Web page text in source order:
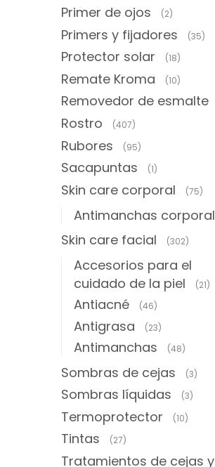
Primer de ojos (2)
Primers y fijadores (35)
Protector solar (18)
Remate Kroma (10)
Removedor de esmalte
Rostro (407)
Rubores (95)
Sacapuntas (1)
Skin care corporal (75)
Antimanchas corporal
Skin care facial (302)
Accesorios para el
cuidado de la piel
(21)
Antiacné (46)
Antigrasa (23)
Antimanchas (48)
Sombras de cejas (3)
Sombras líquidas (3)
Termoprotector (10)
Tintas (27)
Tratamientos de cejas y